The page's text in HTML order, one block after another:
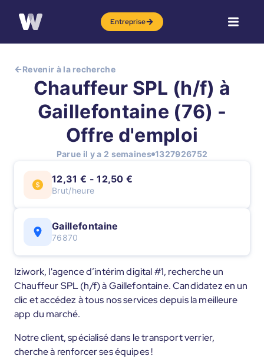
Entreprise
Revenir à la recherche
Chauffeur SPL (h/f) à
Gaillefontaine (76) -
Offre d'emploi
Parue il y a 2 semaines 1327926752
12,31 € - 12,50 €
Brut/heure
Gaillefontaine
76870
Iziwork, l'agence d’intérim digital #1, recherche un
Chauffeur SPL (h/f) à Gaillefontaine. Candidatez en un
clic et accédez à tous nos services depuis la meilleure
app du marché.
Notre client, spécialisé dans le transport verrier,
cherche à renforcer ses équipes !